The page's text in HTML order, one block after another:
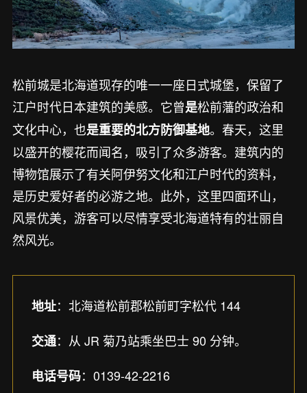
松前城是北海道现存的唯一一座日式城堡，保留了
江户时代日本建筑的美感。它曾是松前藩的政治和
文化中心，也是重要的北方防御基地。春天，这里
以盛开的樱花而闻名，吸引了众多游客。建筑内的
博物馆展示了有关阿伊努文化和江户时代的资料，
是历史爱好者的必游之地。此外，这里四面环山，
风景优美，游客可以尽情享受北海道特有的壮丽自
然风光。
地址：北海道松前郡松前町字松代 144
交通：从 JR 菊乃站乘坐巴士 90 分钟。
电话号码：0139-42-2216